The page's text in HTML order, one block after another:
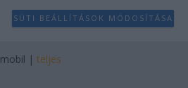
SÜTI BEÁLLÍTÁSOK MÓDOSÍTÁSA
mobil | teljes